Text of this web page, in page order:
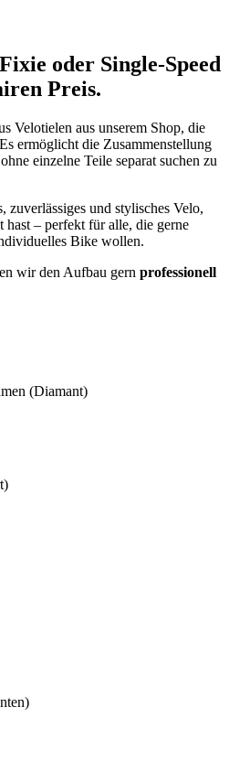
oder Single-Speed
Preis.
Velotielen aus unserem Shop, die
ermöglicht die Zusammenstellung
einzelne Teile separat suchen zu
zuverlässiges und stylisches Velo,
hast – perfekt für alle, die gerne
Bike wollen.
wir den Aufbau gern professionell
(Diamant)